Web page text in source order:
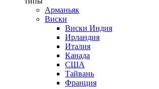
Арманьяк
Виски
Виски Индия
Ирландия
Италия
Канада
США
Тайвань
Франция